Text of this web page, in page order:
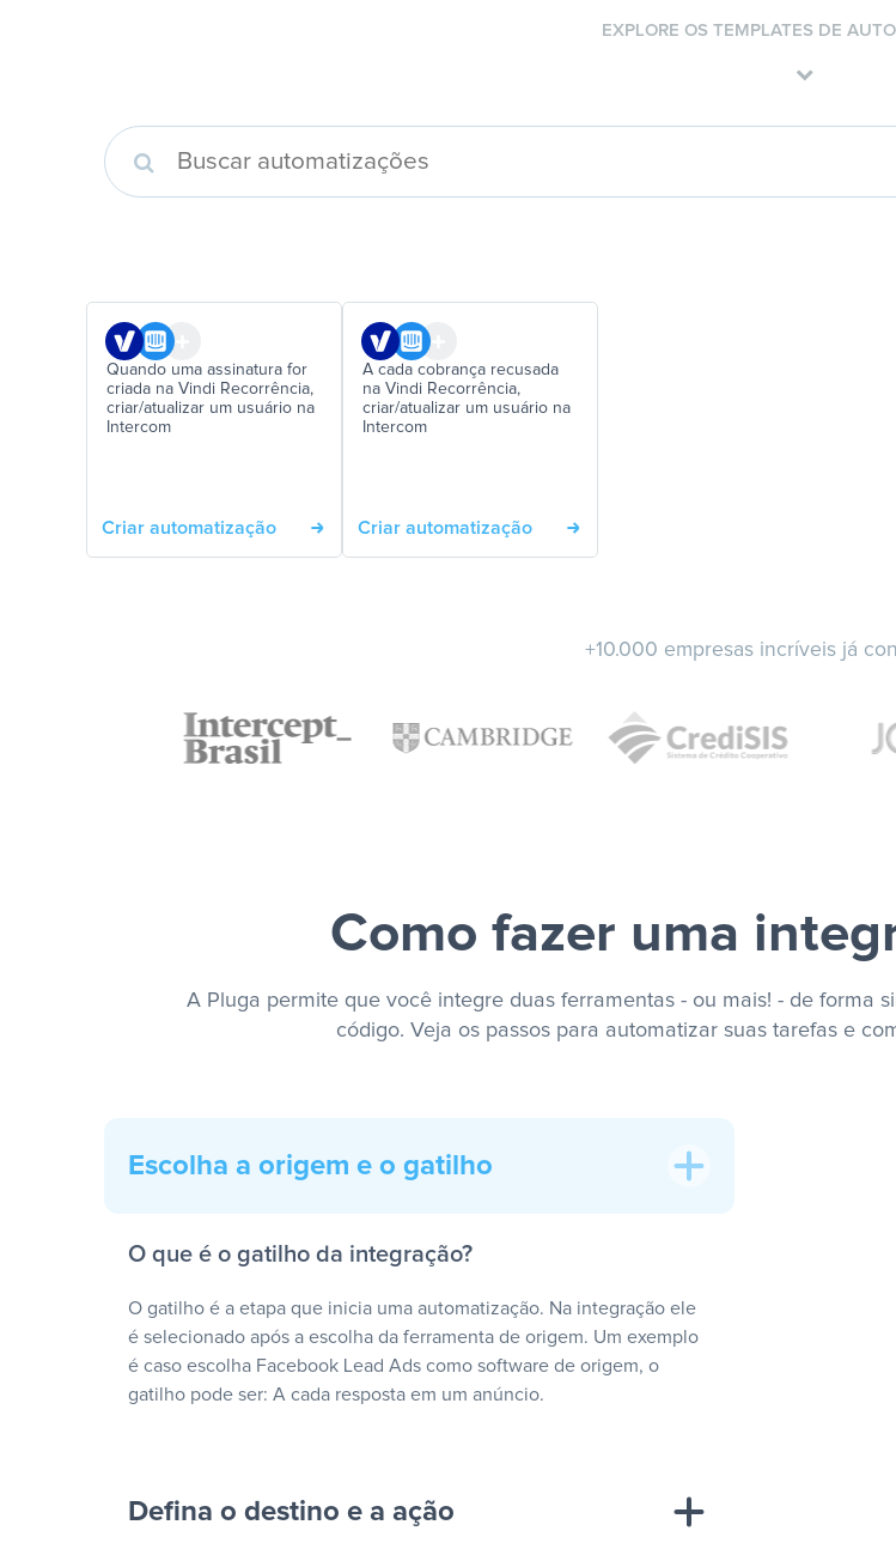
EXPLORE OS TEMPLATES DE
Quando uma assinatura for
criada na Vindi Recorrência,
criar/atualizar um usuário na
Intercom
Criar automatização
A cada cobrança recusada
na Vindi Recorrência,
criar/atualizar um usuário na
Intercom
Criar automatização
+10.000 empresas incríveis já
Como fazer uma
A Pluga permite que você integre duas ferramentas - ou mais! - de forma
código. Veja os passos para automatizar suas tarefas e
Escolha a origem e o gatilho
O que é o gatilho da integração?
O gatilho é a etapa que inicia uma automatização. Na integração ele
é selecionado após a escolha da ferramenta de origem. Um exemplo
é caso escolha Facebook Lead Ads como software de origem, o
gatilho pode ser: A cada resposta em um anúncio.
Defina o destino e a ação